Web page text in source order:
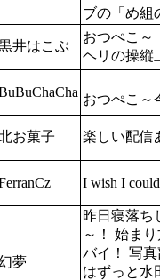
ブの「め組
井はこぶ
おつぺこ
ヘリの操縦
おつぺこ～
お菓子 楽しい配信
I wish I could
夢
昨日寝落ち
～！ 始ま
バイ！ 写
はずっと